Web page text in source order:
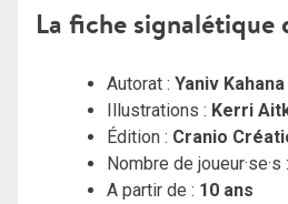
La fiche signalétique
Autorat : Yaniv Kahana
Illustrations : Kerri
Édition : Cranio
Nombre de joueur·se·s :
A partir de : 10 ans